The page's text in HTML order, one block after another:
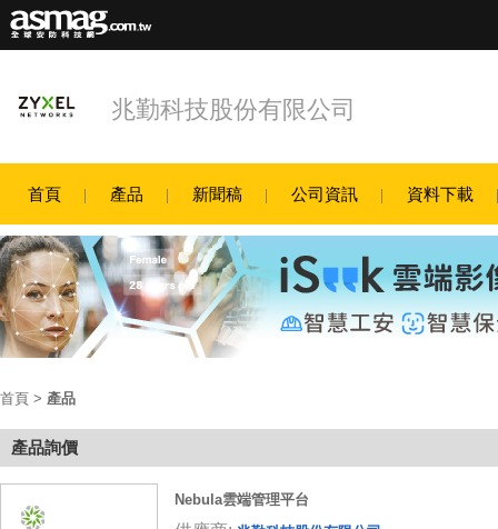
兆勤科技股份有限公司
首頁 產品 新聞稿 公司資訊 資料下載
首頁 > 產品
產品詢價
Nebula雲端管理平台